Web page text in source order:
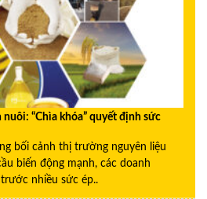
“Chìa khóa” quyết định sức
bối cảnh thị trường nguyên liệu
biến động mạnh, các doanh
nhiều sức ép..